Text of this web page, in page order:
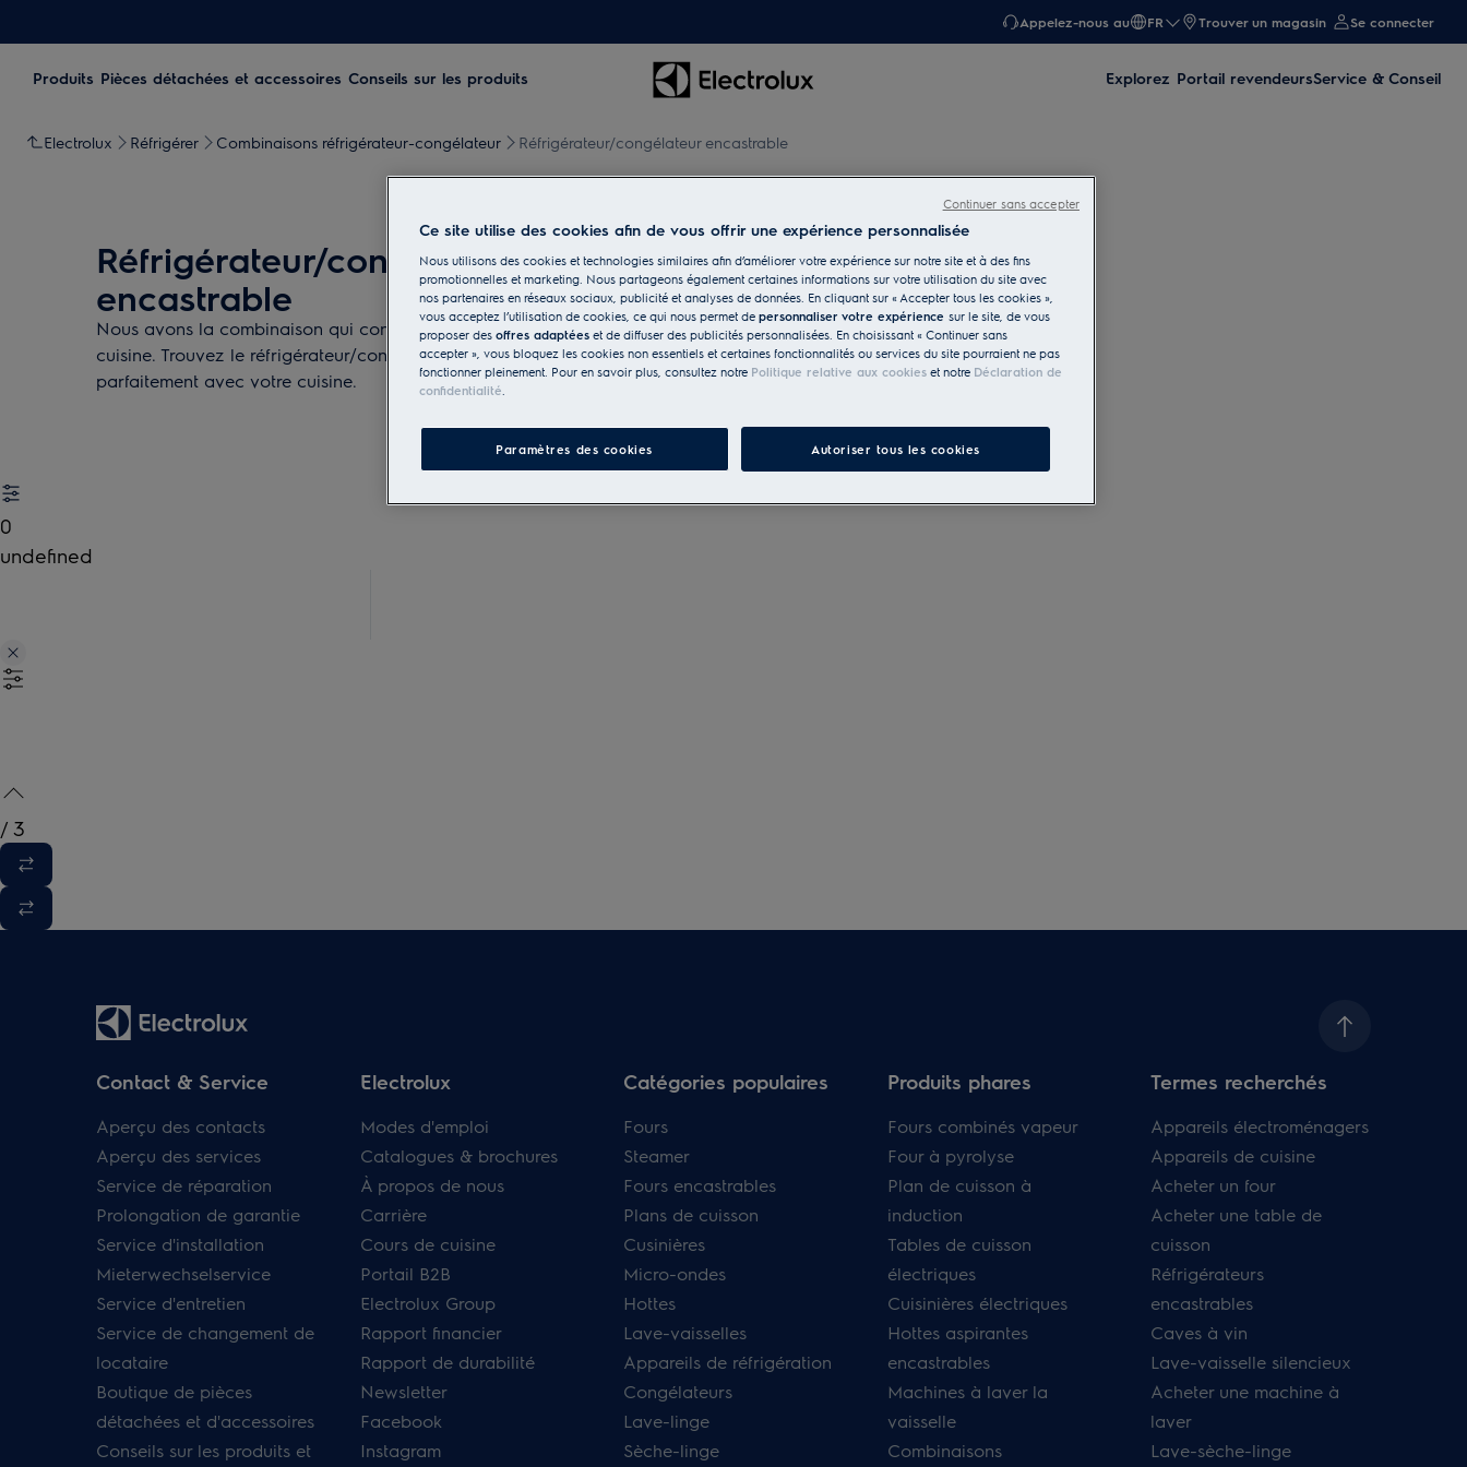
Appelez-nous au FR Trouver un magasin Se connecter
Produits Pièces détachées et accessoires Conseils sur les produits Explorez Portail revendeursService & Conseil
Electrolux Réfrigérer Combinaisons réfrigérateur-congélateur Réfrigérateur/congélateur encastrable
Réfrigérateur/congélateur
encastrable
Nous avons la combinaison qui convient à votre quotidien et à votre
cuisine. Trouvez le réfrigérateur/congélateur intégrable qui s'harmonise
parfaitement avec votre cuisine.
0
undefined
/ 3
Contact & Service
Aperçu des contacts
Aperçu des services
Service de réparation
Prolongation de garantie
Service d'installation
Mieterwechselservice
Service d'entretien
Service de changement de
locataire
Boutique de pièces
détachées et d'accessoires
Conseils sur les produits et
Electrolux
Modes d'emploi
Catalogues & brochures
À propos de nous
Carrière
Cours de cuisine
Portail B2B
Electrolux Group
Rapport financier
Rapport de durabilité
Newsletter
Facebook
Instagram
Catégories populaires
Fours
Steamer
Fours encastrables
Plans de cuisson
Cusinières
Micro-ondes
Hottes
Lave-vaisselles
Appareils de réfrigération
Congélateurs
Lave-linge
Sèche-linge
Produits phares
Fours combinés vapeur
Four à pyrolyse
Plan de cuisson à
induction
Tables de cuisson
électriques
Cuisinières électriques
Hottes aspirantes
encastrables
Machines à laver la
vaisselle
Combinaisons
Termes recherchés
Appareils électroménagers
Appareils de cuisine
Acheter un four
Acheter une table de
cuisson
Réfrigérateurs
encastrables
Caves à vin
Lave-vaisselle silencieux
Acheter une machine à
laver
Lave-sèche-linge
Ce site utilise des cookies afin de vous offrir une expérience personnalisée
Nous utilisons des cookies et technologies similaires afin d’améliorer votre expérience sur notre site et à des fins
promotionnelles et marketing. Nous partageons également certaines informations sur votre utilisation du site avec
nos partenaires en réseaux sociaux, publicité et analyses de données. En cliquant sur « Accepter tous les cookies »,
vous acceptez l’utilisation de cookies, ce qui nous permet de personnaliser votre expérience sur le site, de vous
proposer des offres adaptées et de diffuser des publicités personnalisées. En choisissant « Continuer sans
accepter », vous bloquez les cookies non essentiels et certaines fonctionnalités ou services du site pourraient ne pas
fonctionner pleinement. Pour en savoir plus, consultez notre Politique relative aux cookies et notre Déclaration de
confidentialité
Paramètres des cookies Autoriser tous les cookies
Continuer sans accepter